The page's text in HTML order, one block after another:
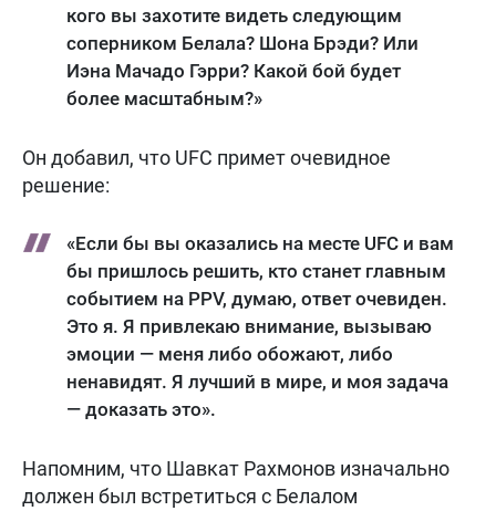
кого вы захотите видеть следующим
соперником Белала? Шона Брэди? Или
Иэна Мачадо Гэрри? Какой бой будет
более масштабным?»
Он добавил, что UFC примет очевидное
решение:
«Если бы вы оказались на месте UFC и вам
бы пришлось решить, кто станет главным
событием на PPV, думаю, ответ очевиден.
Это я. Я привлекаю внимание, вызываю
эмоции — меня либо обожают, либо
ненавидят. Я лучший в мире, и моя задача
— доказать это».
Напомним, что Шавкат Рахмонов изначально
должен был встретиться с Белалом